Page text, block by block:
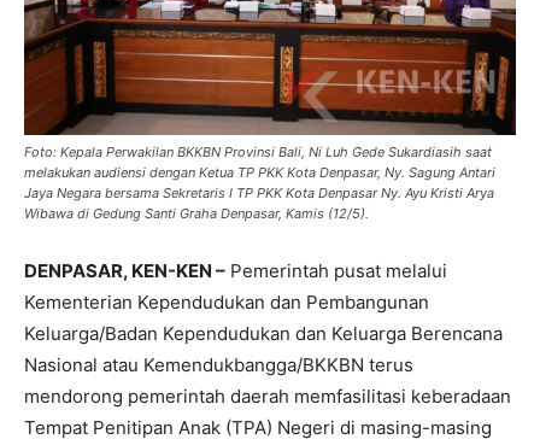
Foto: Kepala Perwakilan BKKBN Provinsi Bali, Ni Luh Gede Sukardiasih saat
melakukan audiensi dengan Ketua TP PKK Kota Denpasar, Ny. Sagung Antari
Jaya Negara bersama Sekretaris I TP PKK Kota Denpasar Ny. Ayu Kristi Arya
Wibawa di Gedung Santi Graha Denpasar, Kamis (12/5).
DENPASAR, KEN-KEN – Pemerintah pusat melalui
Kementerian Kependudukan dan Pembangunan
Keluarga/Badan Kependudukan dan Keluarga Berencana
Nasional atau Kemendukbangga/BKKBN terus
mendorong pemerintah daerah memfasilitasi keberadaan
Tempat Penitipan Anak (TPA) Negeri di masing-masing